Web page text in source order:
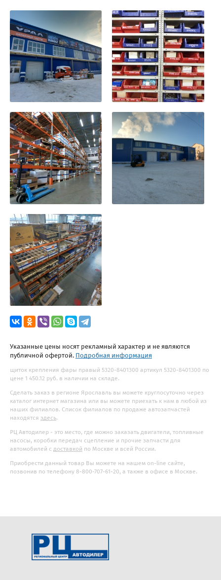
Указанные цены носят рекламный характер и не являются
публичной офертой. Подробная информация
щиток крепления фары правый 5320-8401300 артикул 5320-8401300 по
цене 1 450.12 руб. в наличии на складе.
Сделать заказ в регионе Ярославль вы можете круглосуточно через
каталог интернет магазина или вы можете приехать к нам в любой из
наших филиалов. Список филиалов по продаже автозапчастей
находятся здесь.
РЦ Автодилер - это место, где можно заказать двигатели, топливные
насосы, коробки передач сцепление и прочие запчасти для
автомобилей с доставкой по Москве и всей России.
Приобрести данный товар Вы можете на нашем on-line сайте,
позвонив по телефону 8-800-707-61-20, а также в офисе в Москве.